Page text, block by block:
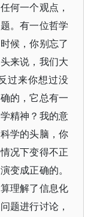
何一个观点，
。有一位哲学
候，你别忘了
来说，我们大
过来你想过没
的，它总有一
精神？我的意
学的头脑，你
况下变得不正
变成正确的。
理解了信息化
题进行讨论，